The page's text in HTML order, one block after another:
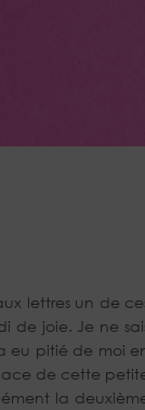
lettres un de
de joie. Je ne
eu pitié de moi
de cette
la